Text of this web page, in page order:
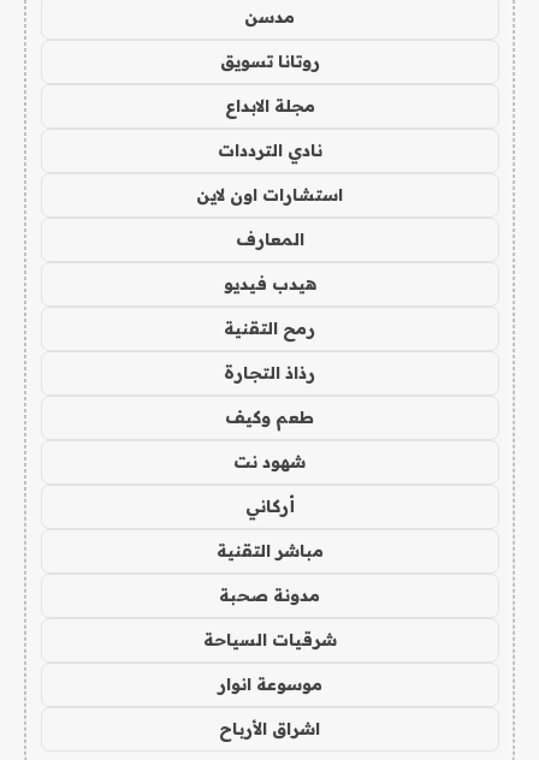
مدسن
روتانا تسويق
مجلة الابداع
نادي الترددات
استشارات اون لاين
المعارف
هيدب فيديو
رمح التقنية
رذاذ التجارة
طعم وكيف
شهود نت
أركاني
مباشر التقنية
مدونة صحبة
شرقيات السياحة
موسوعة انوار
اشراق الأرباح